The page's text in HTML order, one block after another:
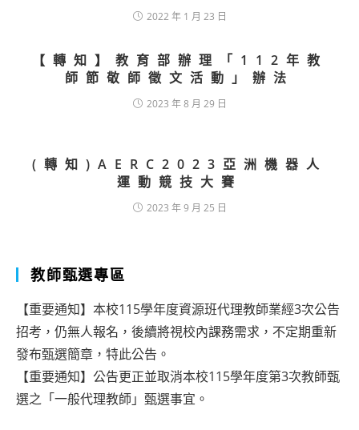
2022 年 1 月 23 日
【轉知】教育部辦理「112年教
師節敬師徵文活動」辦法
2023 年 8 月 29 日
(轉知)AERC2023亞洲機器人
運動競技大賽
2023 年 9 月 25 日
教師甄選專區
【重要通知】本校115學年度資源班代理教師業經3次公告
招考，仍無人報名，後續將視校內課務需求，不定期重新
發布甄選簡章，特此公告。
【重要通知】公告更正並取消本校115學年度第3次教師甄
選之「一般代理教師」甄選事宜。